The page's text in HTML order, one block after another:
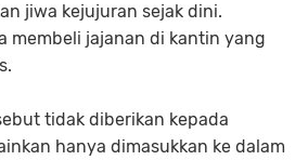
jiwa kejujuran sejak dini.
membeli jajanan di kantin yang
tidak diberikan kepada
hanya dimasukkan ke dalam